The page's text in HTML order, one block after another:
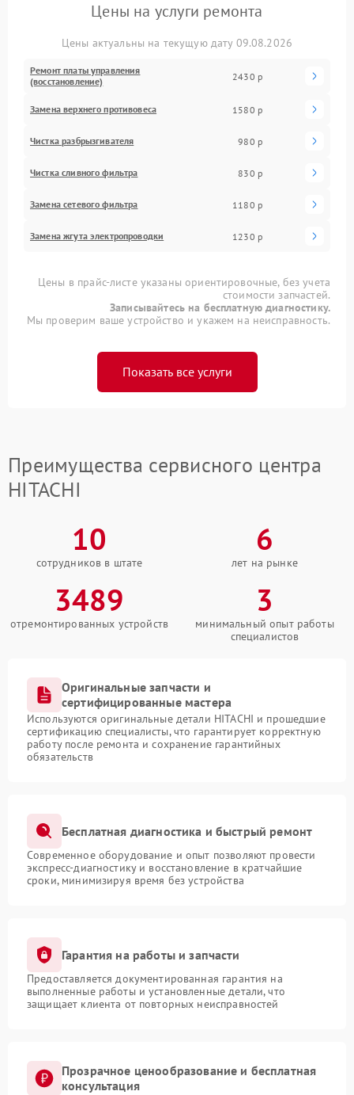
Цены на услуги ремонта
Цены актуальны на текущую дату 09.08.2026
Ремонт платы управления
(восстановление)
2430 р
Замена верхнего противовеса 1580 р
Чистка разбрызгивателя 980 р
Чистка сливного фильтра 830 р
Замена сетевого фильтра 1180 р
Замена жгута электропроводки 1230 р
Цены в прайс-листе указаны ориентировочные, без учета
стоимости запчастей.
Записывайтесь на бесплатную диагностику.
Мы проверим ваше устройство и укажем на неисправность.
Показать все услуги
Преимущества сервисного центра
HITACHI
10
сотрудников в штате
6
лет на рынке
3489
отремонтированных устройств
3
минимальный опыт работы
специалистов
Оригинальные запчасти и
сертифицированные мастера
Используются оригинальные детали HITACHI и прошедшие
сертификацию специалисты, что гарантирует корректную
работу после ремонта и сохранение гарантийных
обязательств
Бесплатная диагностика и быстрый ремонт
Современное оборудование и опыт позволяют провести
экспресс-диагностику и восстановление в кратчайшие
сроки, минимизируя время без устройства
Гарантия на работы и запчасти
Предоставляется документированная гарантия на
выполненные работы и установленные детали, что
защищает клиента от повторных неисправностей
Прозрачное ценообразование и бесплатная
консультация